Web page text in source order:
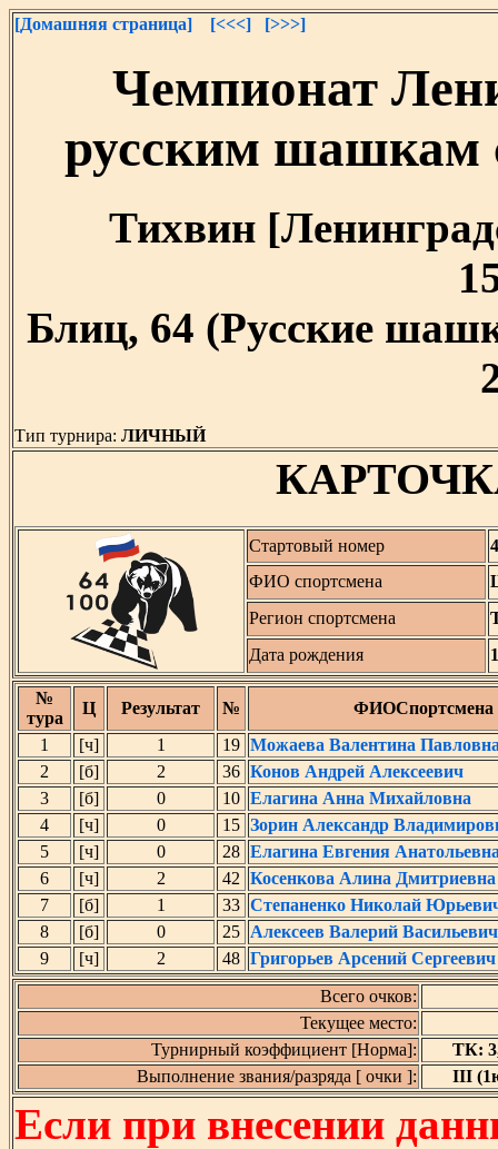
[Домашняя страница] [<<<] [>>>]
Чемпионат
русским шашкам
Тихвин
Блиц, 64 (Русские
Тип турнира: ЛИЧНЫЙ
Стартовый номер
ФИО спортсмена
Регион спортсмена
Дата рождения
№
тура
Ц Результат №
ФИОСпортсмена
1
[ч] 1 19 Можаева Валентина
2
[б] 2 36 Конов Андрей Алексеевич
3
[б] 0 10 Елагина Анна Михайловна
4
[ч] 0 15 Зорин Александр
5
[ч] 0 28 Елагина Евгения
6
[ч] 2 42 Косенкова Алина Дмитриевна
7
[б] 1 33 Степаненко Николай
8
[б] 0 25 Алексеев Валерий Васильевич
9
[ч] 2 48 Григорьев Арсений Сергеевич
Всего очков:
Текущее место:
Турнирный коэффициент [Норма]:
ТК:
Выполнение звания/разряда [ очки ]:
III
Если при внесении